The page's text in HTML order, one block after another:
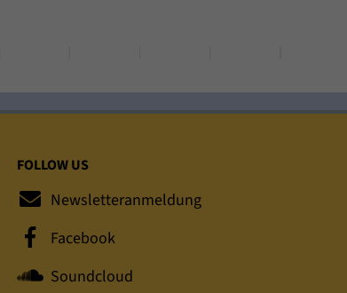
FOLLOW US
Newsletteranmeldung
Facebook
Soundcloud